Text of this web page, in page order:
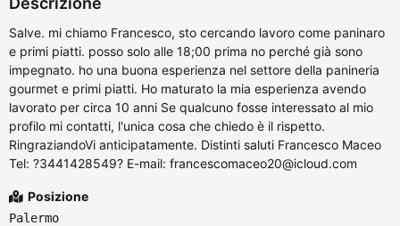
Salve. mi chiamo Francesco, sto cercando lavoro come paninaro
e primi piatti. posso solo alle 18;00 prima no perché già sono
impegnato. ho una buona esperienza nel settore della panineria
gourmet e primi piatti. Ho maturato la mia esperienza avendo
lavorato per circa 10 anni Se qualcuno fosse interessato al mio
profilo mi contatti, l'unica cosa che chiedo è il rispetto.
RingraziandoVi anticipatamente. Distinti saluti Francesco Maceo
Tel: ?3441428549? E-mail: francescomaceo20@icloud.com
Posizione
Palermo